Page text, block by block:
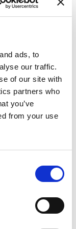
ads, to
our traffic.
of our site with
partners who
you’ve
from your use